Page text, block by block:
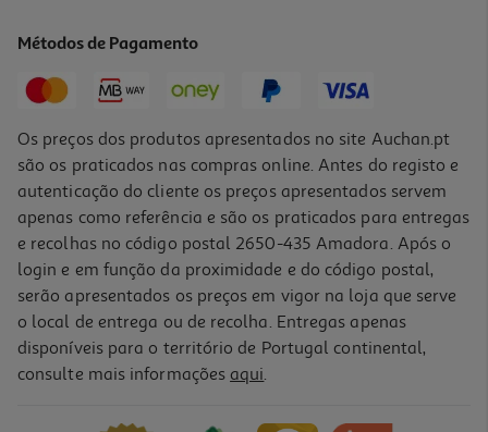
Pack Protetor Ecrã+camara Qilive Iphone 16e
Métodos de Pagamento
Os preços dos produtos apresentados no site Auchan.pt
são os praticados nas compras online. Antes do registo e
autenticação do cliente os preços apresentados servem
apenas como referência e são os praticados para entregas
e recolhas no código postal 2650-435 Amadora. Após o
login e em função da proximidade e do código postal,
serão apresentados os preços em vigor na loja que serve
o local de entrega ou de recolha. Entregas apenas
disponíveis para o território de Portugal continental,
consulte mais informações aqui.